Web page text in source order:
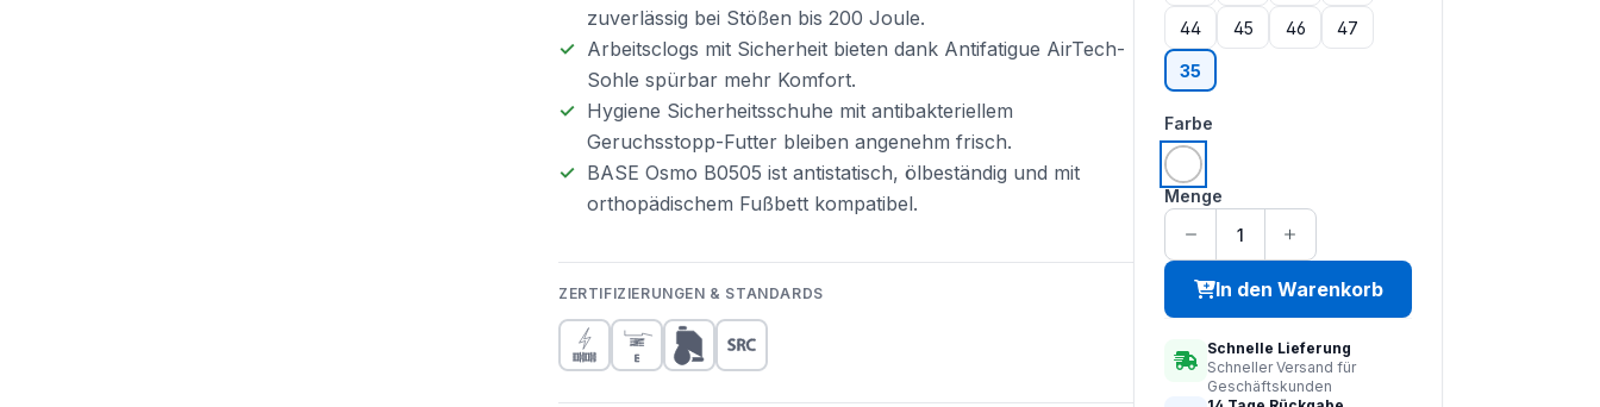
zuverlässig bei Stößen bis 200 Joule.
Arbeitsclogs mit Sicherheit bieten dank Antifatigue AirTech-
Sohle spürbar mehr Komfort.
Hygiene Sicherheitsschuhe mit antibakteriellem
Geruchsstopp-Futter bleiben angenehm frisch.
BASE Osmo B0505 ist antistatisch, ölbeständig und mit
orthopädischem Fußbett kompatibel.
ZERTIFIZIERUNGEN & STANDARDS
44 45 46 47
35
Farbe
weiß
Menge
In den Warenkorb
Schnelle Lieferung
Schneller Versand für
Geschäftskunden